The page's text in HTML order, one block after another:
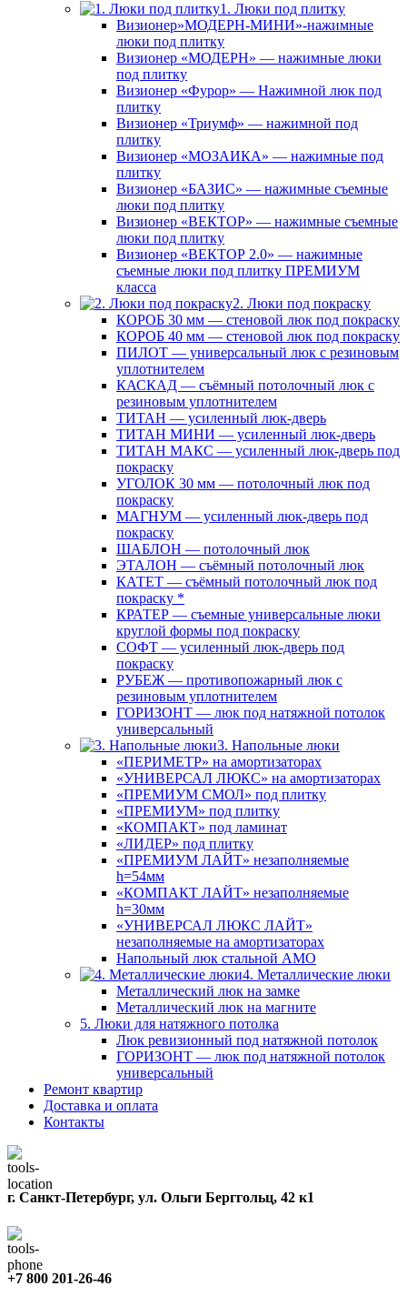
1. Люки под плитку
Визионер»МОДЕРН-МИНИ»-нажимные
люки под плитку
Визионер «МОДЕРН» — нажимные люки
под плитку
Визионер «Фурор» — Нажимной люк под
плитку
Визионер «Триумф» — нажимной под
плитку
Визионер «МОЗАИКА» — нажимные под
плитку
Визионер «БАЗИС» — нажимные съемные
люки под плитку
Визионер «ВЕКТОР» — нажимные съемные
люки под плитку
Визионер «ВЕКТОР 2.0» — нажимные
съемные люки под плитку ПРЕМИУМ
класса
2. Люки под покраску
КОРОБ 30 мм — стеновой люк под покраску
КОРОБ 40 мм — стеновой люк под покраску
ПИЛОТ — универсальный люк с резиновым
уплотнителем
КАСКАД — съёмный потолочный люк с
резиновым уплотнителем
ТИТАН — усиленный люк-дверь
ТИТАН МИНИ — усиленный люк-дверь
ТИТАН МАКС — усиленный люк-дверь под
покраску
УГОЛОК 30 мм — потолочный люк под
покраску
МАГНУМ — усиленный люк-дверь под
покраску
ШАБЛОН — потолочный люк
ЭТАЛОН — съёмный потолочный люк
КАТЕТ — съёмный потолочный люк под
покраску *
КРАТЕР — съемные универсальные люки
круглой формы под покраску
СОФТ — усиленный люк-дверь под
покраску
РУБЕЖ — противопожарный люк с
резиновым уплотнителем
ГОРИЗОНТ — люк под натяжной потолок
универсальный
3. Напольные люки
«ПЕРИМЕТР» на амортизаторах
«УНИВЕРСАЛ ЛЮКС» на амортизаторах
«ПРЕМИУМ СМОЛ» под плитку
«ПРЕМИУМ» под плитку
«КОМПАКТ» под ламинат
«ЛИДЕР» под плитку
«ПРЕМИУМ ЛАЙТ» незаполняемые
h=54мм
«КОМПАКТ ЛАЙТ» незаполняемые
h=30мм
«УНИВЕРСАЛ ЛЮКС ЛАЙТ»
незаполняемые на амортизаторах
Напольный люк стальной АМО
4. Металлические люки
Металлический люк на замке
Металлический люк на магните
5. Люки для натяжного потолка
Люк ревизионный под натяжной потолок
ГОРИЗОНТ — люк под натяжной потолок
универсальный
Ремонт квартир
Доставка и оплата
Контакты
г. Санкт-Петербург, ул. Ольги Берггольц, 42 к1
+7 800 201-26-46